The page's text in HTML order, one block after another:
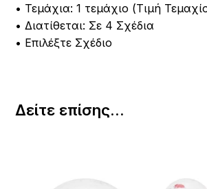
• Τεμάχια: 1 τεμάχιο (Τιμή
• Διατίθεται: Σε 4 Σχέδια
• Επιλέξτε Σχέδιο
Δείτε επίσης...